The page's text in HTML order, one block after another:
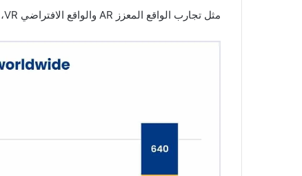
مثل تجارب الواقع المعزز AR والواقع الافتراضي VR، وتحسين البث المباشر، وإمكانيات سحابية أفضل.